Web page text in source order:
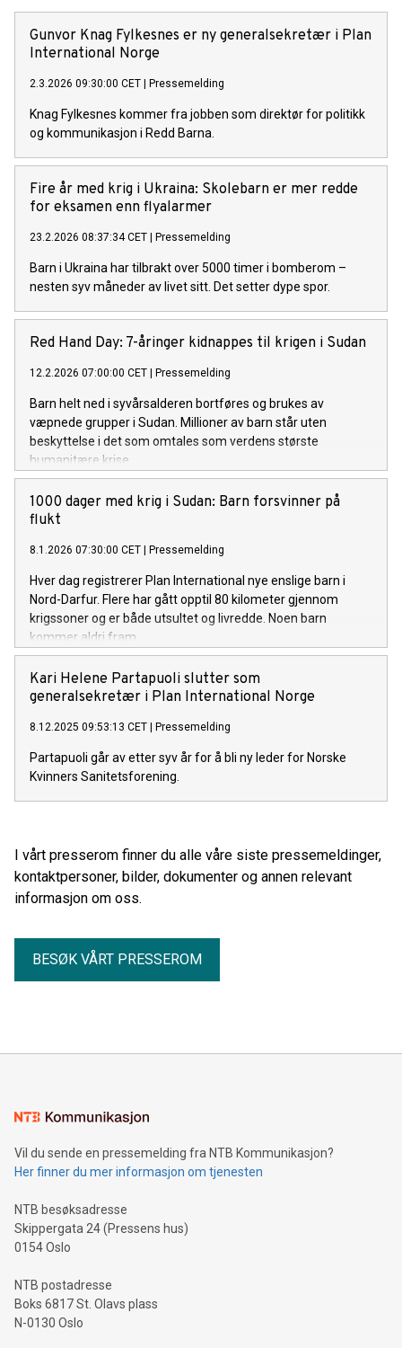
Gunvor Knag Fylkesnes er ny generalsekretær i Plan
International Norge
2.3.2026 09:30:00 CET Pressemelding
Knag Fylkesnes kommer fra jobben som direktør for politikk
og kommunikasjon i Redd Barna.
Fire år med krig i Ukraina: Skolebarn er mer redde
for eksamen enn flyalarmer
23.2.2026 08:37:34 CET Pressemelding
Barn i Ukraina har tilbrakt over 5000 timer i bomberom –
nesten syv måneder av livet sitt. Det setter dype spor.
Red Hand Day: 7-åringer kidnappes til krigen i Sudan
12.2.2026 07:00:00 CET Pressemelding
Barn helt ned i syvårsalderen bortføres og brukes av
væpnede grupper i Sudan. Millioner av barn står uten
beskyttelse i det som omtales som verdens største
humanitære krise.
1000 dager med krig i Sudan: Barn forsvinner på
flukt
8.1.2026 07:30:00 CET Pressemelding
Hver dag registrerer Plan International nye enslige barn i
Nord-Darfur. Flere har gått opptil 80 kilometer gjennom
krigssoner og er både utsultet og livredde. Noen barn
kommer aldri fram.
Kari Helene Partapuoli slutter som
generalsekretær i Plan International Norge
8.12.2025 09:53:13 CET Pressemelding
Partapuoli går av etter syv år for å bli ny leder for Norske
Kvinners Sanitetsforening.
I vårt presserom finner du alle våre siste pressemeldinger,
kontaktpersoner, bilder, dokumenter og annen relevant
informasjon om oss.
BESØK VÅRT PRESSEROM
Vil du sende en pressemelding fra NTB Kommunikasjon?
Her finner du mer informasjon om tjenesten
NTB besøksadresse
Skippergata 24 (Pressens hus)
0154 Oslo
NTB postadresse
Boks 6817 St. Olavs plass
N-0130 Oslo